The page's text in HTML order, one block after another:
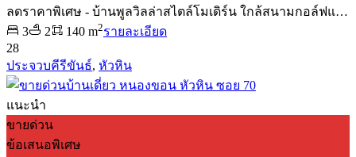
ลดราคาพิเศษ - บ้านพูลวิลล่าสไตล์โมเดิร์น ใกล้สนามกอล์ฟแ…
3
2 140 m2รายละเอียด
28
ประจวบคีรีขันธ์, หัวหิน
แนะนำ
ขายด่วน
ข้อเสนอพิเศษ